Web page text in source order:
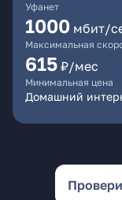
Уфанет
1000 мбит/
Максимальная
615 ₽/мес
Минимальная цена
Домашний